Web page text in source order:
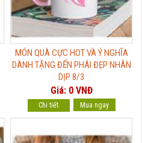
MÓN QUÀ CỰC HOT VÀ Ý NGHĨA
DÀNH TẶNG ĐẾN PHÁI ĐẸP NHÂN
DỊP 8/3
Giá: 0 VNĐ
Chi tiết